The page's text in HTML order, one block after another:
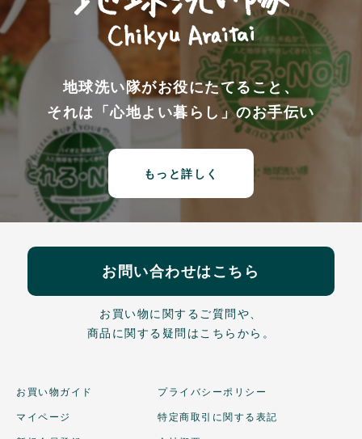
地球洗い隊がお役にたてること、
それは「心地よい暮らし」のお手伝い
もっと詳しく
お問い合わせはこちら
お買い物に関するご質問や、
商品に関する疑問はこちらから。
お買い物ガイド
マイページ
プライバシーポリシー
特定商取引に関する表記